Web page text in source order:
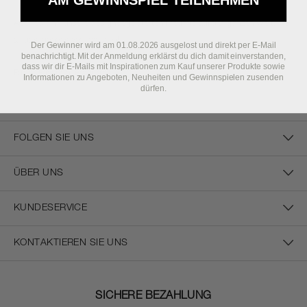
Aber es sind unsere designbegeisterten Freunde auf der ganzen Welt, die
all das lohnenswert machen!
Form. Function. Emotions
FOLGEN SIE UNS
ÜBER UNS
KUNDESERVICE
KONTAKTIEREN SIE UNS
SICHERE BEZAHLUNG
Der Gewinner wird am 01.08.2026 ausgelost und direkt per E-Mail
benachrichtigt. Mit der Anmeldung erklärst du dich damit einverstanden,
dass wir dir E-Mails mit Inspirationen zum Kauf unserer Produkte sowie
Informationen zu Angeboten, Neuheiten und Gewinnspielen zusenden
dürfen.